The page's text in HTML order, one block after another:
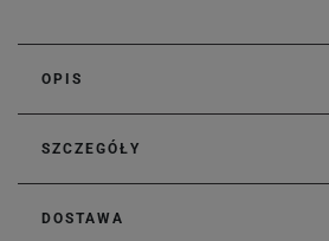
OPIS
SZCZEGÓŁY
DOSTAWA